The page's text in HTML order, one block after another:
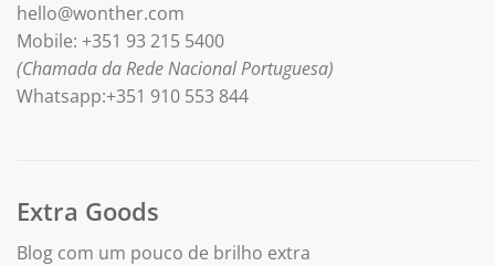
hello@wonther.com
Mobile: +351 93 215 5400
(Chamada da Rede Nacional Portuguesa)
Whatsapp:+351 910 553 844
Extra Goods
Blog com um pouco de brilho extra